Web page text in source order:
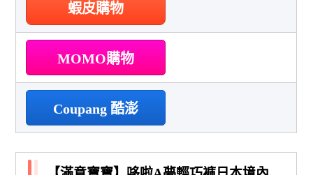
蝦皮購物
MOMO購物
Coupang 酷澎